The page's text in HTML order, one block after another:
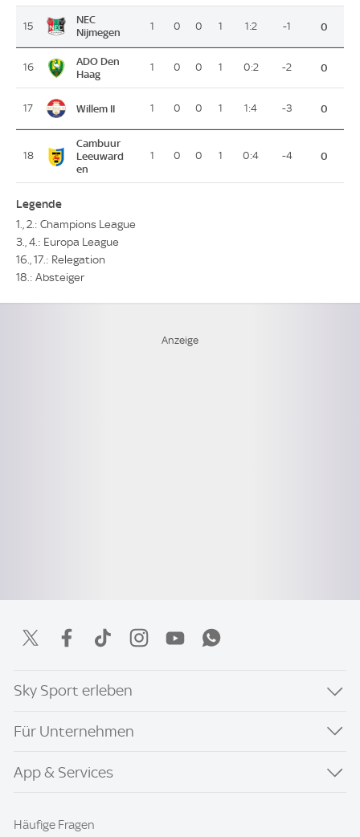
15
NEC
Nijmegen
1 0 0 1 1:2 -1 0
16
ADO Den
Haag
1 0 0 1 0:2 -2 0
17 Willem II 1 0 0 1 1:4 -3 0
18
Cambuur
Leeuward
en
1 0 0 1 0:4 -4 0
Legende
1., 2.: Champions League
3., 4.: Europa League
16., 17.: Relegation
18.: Absteiger
Sky Sport erleben
Für Unternehmen
App & Services
Häufige Fragen